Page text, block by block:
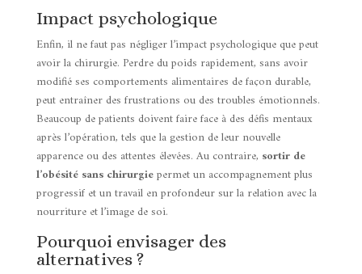
Impact psychologique
Enfin, il ne faut pas négliger l’impact psychologique que peut
avoir la chirurgie. Perdre du poids rapidement, sans avoir
modifié ses comportements alimentaires de façon durable,
peut entraîner des frustrations ou des troubles émotionnels.
Beaucoup de patients doivent faire face à des défis mentaux
après l’opération, tels que la gestion de leur nouvelle
apparence ou des attentes élevées. Au contraire, sortir de
l’obésité sans chirurgiepermet un accompagnement plus
progressif et un travail en profondeur sur la relation avec la
nourriture et l’image de soi.
Pourquoi envisager des
alternatives ?